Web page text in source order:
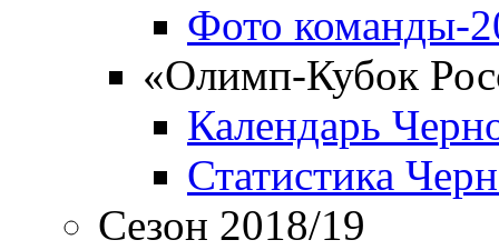
Фото команды-
«Олимп-Кубок
Календарь
Статистика
Сезон 2018/19